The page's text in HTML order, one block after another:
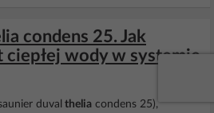
condens 25. Jak
wody w systemie
duval thelia condens 25),